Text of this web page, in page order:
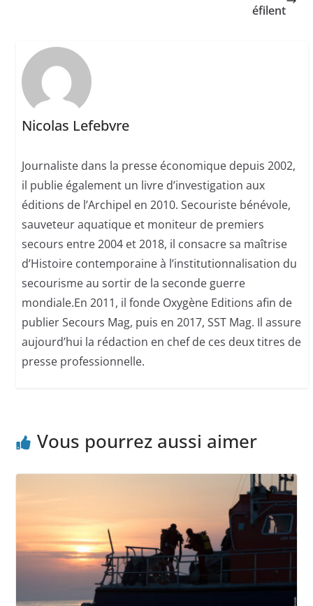
éfilent
Nicolas Lefebvre
Journaliste dans la presse économique depuis 2002,
il publie également un livre d’investigation aux
éditions de l’Archipel en 2010. Secouriste bénévole,
sauveteur aquatique et moniteur de premiers
secours entre 2004 et 2018, il consacre sa maîtrise
d’Histoire contemporaine à l’institutionnalisation du
secourisme au sortir de la seconde guerre
mondiale.En 2011, il fonde Oxygène Editions afin de
publier Secours Mag, puis en 2017, SST Mag. Il assure
aujourd’hui la rédaction en chef de ces deux titres de
presse professionnelle.
Vous pourrez aussi aimer